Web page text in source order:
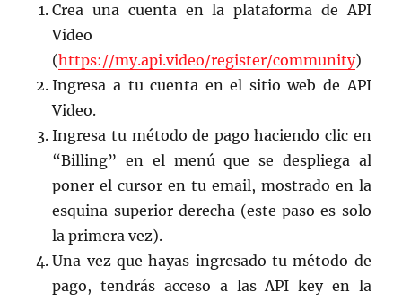
Crea una cuenta en la plataforma de API
Video
(https://my.api.video/register/community)
Ingresa a tu cuenta en el sitio web de API
Video.
Ingresa tu método de pago haciendo clic en
“Billing” en el menú que se despliega al
poner el cursor en tu email, mostrado en la
esquina superior derecha (este paso es solo
la primera vez).
Una vez que hayas ingresado tu método de
pago, tendrás acceso a las API key en la